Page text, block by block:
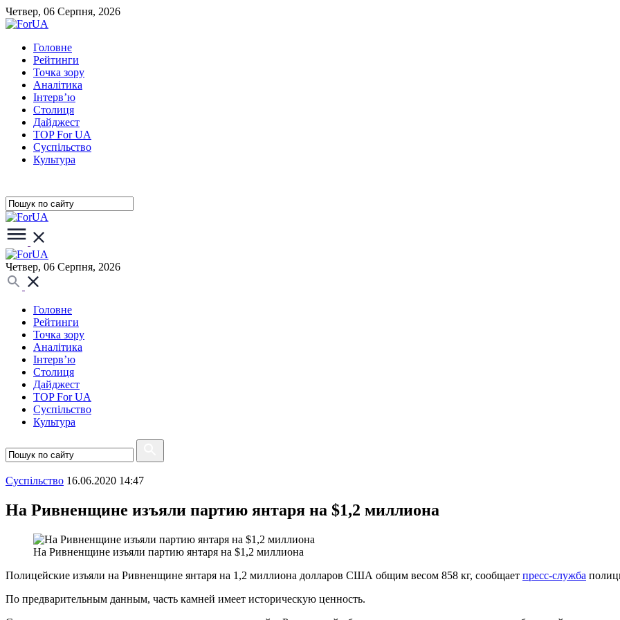
Четвер, 06 Серпня, 2026
Головне
Рейтинги
Точка зору
Аналітика
Інтерв’ю
Столиця
Дайджест
TOP For UA
Суспiльство
Культура
Четвер, 06 Серпня, 2026
Головне
Рейтинги
Точка зору
Аналітика
Інтерв’ю
Столиця
Дайджест
TOP For UA
Суспiльство
Культура
Суспiльство 16.06.2020 14:47
На Ривненщине изъяли партию янтаря на $1,2 миллиона
На Ривненщине изъяли партию янтаря на $1,2 миллиона
Полицейские изъяли на Ривненщине янтаря на 1,2 миллиона долларов США общим весом 858 кг, сообщает пресс-служба
По предварительным данным, часть камней имеет историческую ценность.